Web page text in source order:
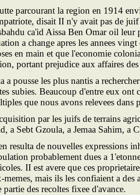
parcourant la region en 1914
disait II n'y avait pas de
ca'id Aissa Ben Omar oil leur
a change apres les annees
en main et que l'economie
portant prejudice aux affaires
a pousse les plus nantis a
subies. Beaucoup d'entre eux ont
que nous avons relevees dans
par les juifs de terrains
a Sebt Gzoula, a Jemaa Sahim, a
resulta de nouvelles expressions
probablement dues a
II est avere que ces
memes, mais ils les confiaient a
partie des recoltes fixee d'avance.